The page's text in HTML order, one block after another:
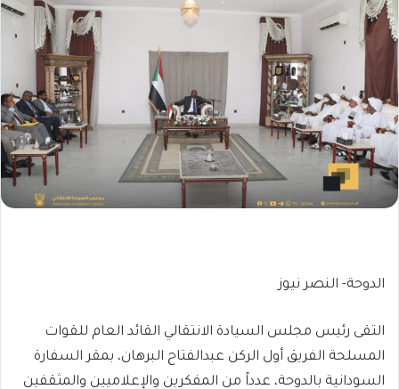
الدوحة- النصر نيوز
التقى رئيس مجلس السيادة الانتقالي القائد العام للقوات
المسلحة الفريق أول الركن عبدالفتاح البرهان، بمقر السفارة
السودانية بالدوحة، عدداً من المفكرين والإعلاميين والمثقفين